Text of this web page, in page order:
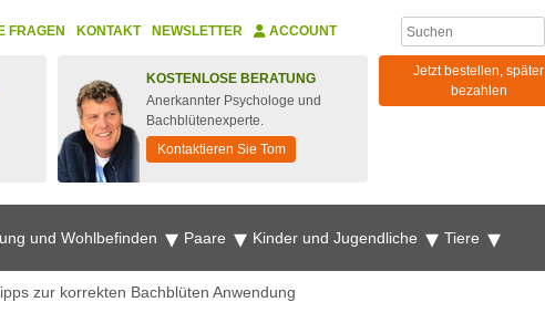
FRAGEN KONTAKT NEWSLETTER ACCOUNT
KOSTENLOSE BERATUNG
Anerkannter Psychologe und
Bachblütenexperte.
Kontaktieren Sie Tom
Jetzt bestellen, später
bezahlen
und Wohlbefinden Paare Kinder und Jugendliche Tiere
zur korrekten Bachblüten Anwendung